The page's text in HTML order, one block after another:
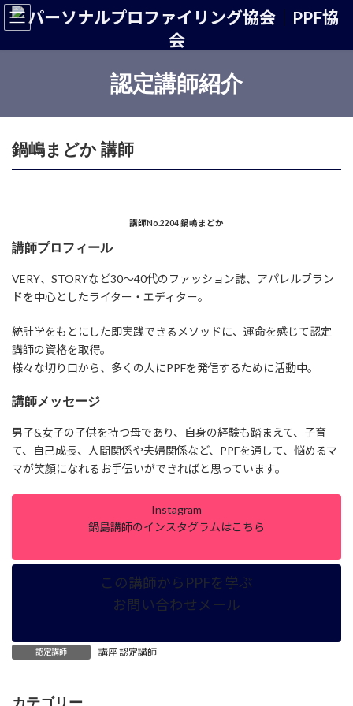
コ
ン
ン
キ
ナ
ビ
ー
に
認定講師紹介
鍋嶋まどか 講師
講師No.2204 鍋嶋まどか
講師プロフィール
VERY、STORYなど30〜40代のファッション誌、アパレルブラン
ドを中心としたライター・エディター。
統計学をもとにした即実践できるメソッドに、運命を感じて認定
講師の資格を取得。
様々な切り口から、多くの人にPPFを発信するために活動中。
講師メッセージ
男子&女子の子供を持つ母であり、自身の経験も踏まえて、子育
て、自己成長、人間関係や夫婦関係など、PPFを通して、悩めるマ
マが笑顔になれるお手伝いができればと思っています。
Instagram
鍋島講師のインスタグラムはこちら
この講師からPPFを学ぶ
お問い合わせメール
認定講師 講座 認定講師
カテゴリー